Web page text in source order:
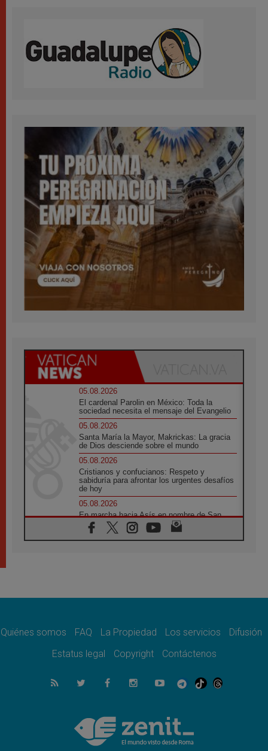
05.08.2026
El cardenal Parolin en México: Toda la
sociedad necesita el mensaje del Evangelio
05.08.2026
Santa María la Mayor, Makrickas: La gracia
de Dios desciende sobre el mundo
05.08.2026
Cristianos y confucianos: Respeto y
sabiduría para afrontar los urgentes desafíos
de hoy
05.08.2026
En marcha hacia Asís en nombre de San
Francisco, a la espera de León
05.08.2026
quienes bendicen la guerra
Ucrania: Ataque masivo en Kyiv durante la
05.08.2026
Colombo: "La visita del Papa a Argentina
05.08.2026
Iglesia en Uruguay: la visita del Papa
fortalecerá la fe y la esperanza
Quiénes somos FAQ La Propiedad Los servicios
Difusión
Estatus legal
Copyright Contáctenos